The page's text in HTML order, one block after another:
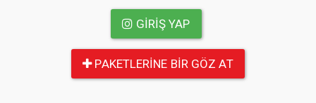
GIRIŞ YAP
PAKETLERINE BIR GÖZ AT